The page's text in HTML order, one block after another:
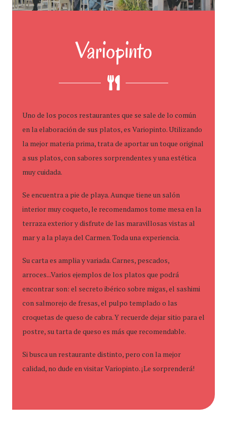
Variopinto
Uno de los pocos restaurantes que se sale de lo común
en la elaboración de sus platos, es Variopinto. Utilizando
la mejor materia prima, trata de aportar un toque original
a sus platos, con sabores sorprendentes y una estética
muy cuidada.
Se encuentra a pie de playa. Aunque tiene un salón
interior muy coqueto, le recomendamos tome mesa en la
terraza exterior y disfrute de las maravillosas vistas al
mar y a la playa del Carmen. Toda una experiencia.
Su carta es amplia y variada. Carnes, pescados,
arroces...Varios ejemplos de los platos que podrá
encontrar son: el secreto ibérico sobre migas, el sashimi
con salmorejo de fresas, el pulpo templado o las
croquetas de queso de cabra. Y recuerde dejar sitio para el
postre, su tarta de queso es más que recomendable.
Si busca un restaurante distinto, pero con la mejor
calidad, no dude en visitar Variopinto. ¡Le sorprenderá!